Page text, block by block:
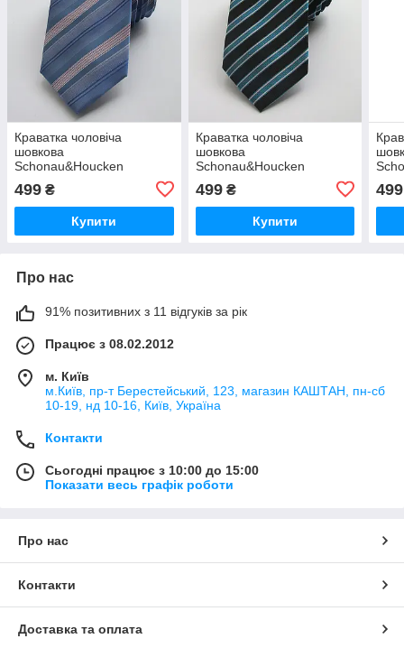
Краватка чоловіча
шовкова
Schonau&Houcken
499 ₴
Купити
Краватка чоловіча
шовкова
Schonau&Houcken
499₴
Купити
499
Про нас
91% позитивних з 11 відгуків за рік
Працює з 08.02.2012
м. Київ
м.Київ, пр-т Берестейський, 123, магазин КАШТАН, пн-сб
10-19, нд 10-16, Київ, Україна
Контакти
Сьогодні працює з 10:00 до 15:00
Показати весь графік роботи
Про нас
Контакти
Доставка та оплата